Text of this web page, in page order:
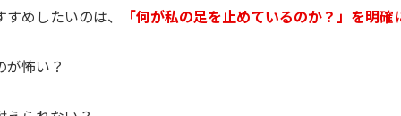
めしたいのは、 「何が私の足を止めているのか？」を明確
怖い？